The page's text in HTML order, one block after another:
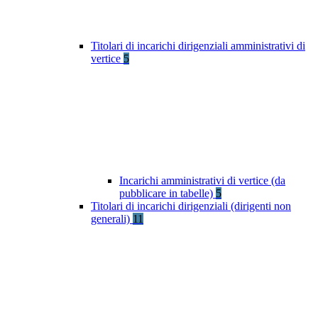
Titolari di incarichi dirigenziali amministrativi di
vertice 5
Incarichi amministrativi di vertice (da
pubblicare in tabelle) 5
Titolari di incarichi dirigenziali (dirigenti non
generali) 11